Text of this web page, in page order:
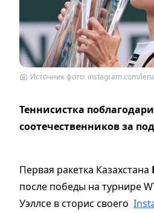
Источник фото: instagram.com/
Теннисистка
соотечественников за
Первая ракетка Казахстана
после победы на турнире
Уэллсе в сторис своего